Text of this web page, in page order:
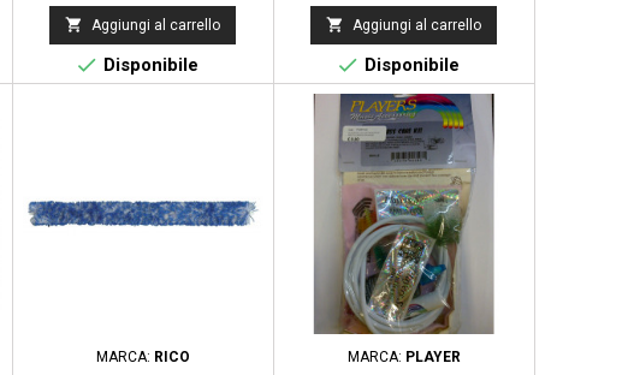
 Aggiungi al carrello
 Disponibile
 Aggiungi al carrello
 Disponibile
MARCA: RICO MARCA: PLAYER